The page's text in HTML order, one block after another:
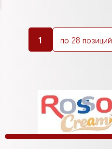
1 по 28 позиций